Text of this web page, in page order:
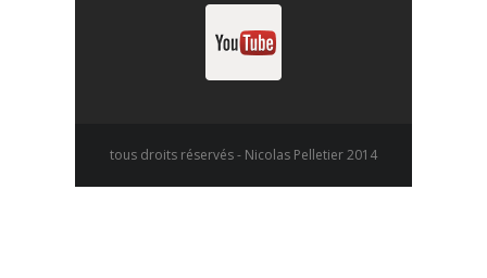
tous droits réservés - Nicolas Pelletier 2014